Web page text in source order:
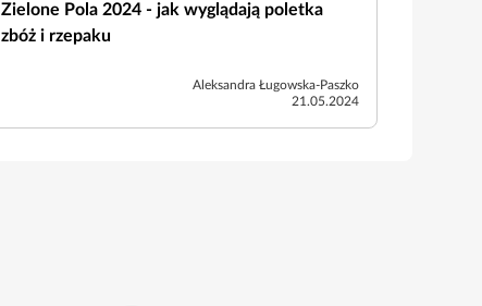
Zielone Pola 2024 - jak wyglądają poletka
zbóż i rzepaku
Aleksandra Ługowska-Paszko
21.05.2024